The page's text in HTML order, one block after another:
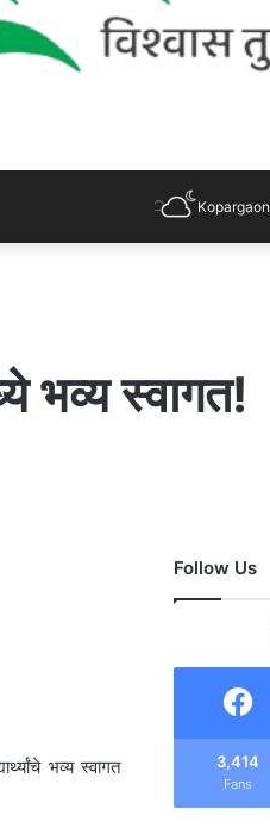
Kopargaon
भव्य स्वागत!
भव्य स्वागत
Follow Us
3,414
Fans